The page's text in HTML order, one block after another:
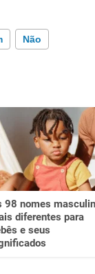
Não
incorreta
que procuro
98 nomes
diferentes para
e seus